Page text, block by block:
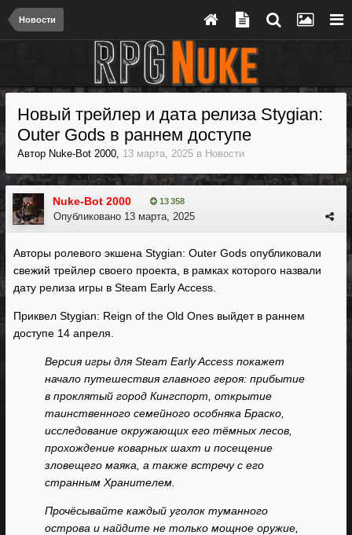
Новости
Новый трейлер и дата релиза Stygian:
Outer Gods в раннем доступе
Автор Nuke-Bot 2000, 13 марта, 2025 в Новости
Nuke-Bot 2000 13 358
Опубликовано 13 марта, 2025
Авторы ролевого экшена Stygian: Outer Gods опубликовали
свежий трейлер своего проекта, в рамках которого назвали
дату релиза игры в Steam Early Access.
Приквел Stygian: Reign of the Old Ones выйдет в раннем
доступе 14 апреля.
Версия игры для Steam Early Access покажет
начало путешествия главного героя: прибытие
в проклятый город Кингспорт, открытие
таинственного семейного особняка Браско,
исследование окружающих его тёмных лесов,
прохождение коварных шахт и посещение
зловещего маяка, а также встречу с его
странным Хранителем.
Прочёсывайте каждый уголок туманного
острова и найдите не только мощное оружие,